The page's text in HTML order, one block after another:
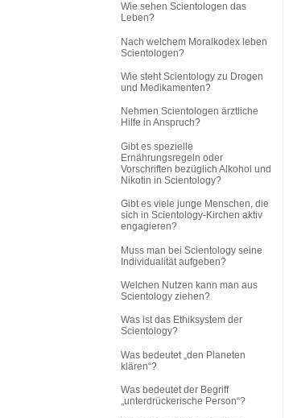
Wie sehen Scientologen das
Leben?
Nach welchem Moralkodex leben
Scientologen?
Wie steht Scientology zu Drogen
und Medikamenten?
Nehmen Scientologen ärztliche
Hilfe in Anspruch?
Gibt es spezielle
Ernährungsregeln oder
Vorschriften bezüglich Alkohol und
Nikotin in Scientology?
Gibt es viele junge Menschen, die
sich in Scientology-Kirchen aktiv
engagieren?
Muss man bei Scientology seine
Individualität aufgeben?
Welchen Nutzen kann man aus
Scientology ziehen?
Was ist das Ethiksystem der
Scientology?
Was bedeutet „den Planeten
klären“?
Was bedeutet der Begriff
„unterdrückerische Person“?